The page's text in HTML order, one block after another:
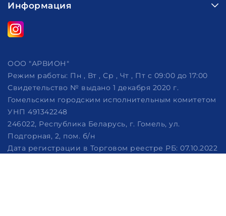
Информация
ООО "АРВИОН"
Режим работы: Пн , Вт , Ср , Чт , Пт c 09:00 до 17:00
Свидетельство № выдано 1 декабря 2020 г.
Гомельским городским исполнительным комитетом
УНП 491342248
246022, Республика Беларусь, г. Гомель, ул.
Подгорная, 2, пом. б/н
Дата регистрации в Торговом реестре РБ: 07.10.2022